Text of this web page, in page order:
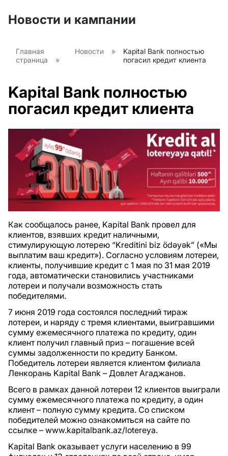
Новости и кампании
Главная
страница
»
Новости »
Kapital Bank полностью
погасил кредит клиента
Kapital Bank полностью
погасил кредит клиента
Как сообщалось ранее, Kapital Bank провел для
клиентов, взявших кредит наличными,
стимулирующую лотерею “Kreditini biz ödəyək” («Мы
выплатим ваш кредит»). Согласно условиям лотереи,
клиенты, получившие кредит с 1 мая по 31 мая 2019
года, автоматически становились участниками
лотереи и получали возможность стать
победителями.
7 июня 2019 года состоялся последний тираж
лотереи, и наряду с тремя клиентами, выигравшими
сумму ежемесячного платежа по кредиту, один
клиент получил главный приз – погашение всей
суммы задолженности по кредиту Банком.
Победитель лотереи является клиентом филиала
Ленкорань Kapital Bank – Довлет Агаджанов.
Всего в рамках данной лотереи 12 клиентов выиграли
сумму ежемесячного платежа по кредиту, а один
клиент – полную сумму кредита. Со списком
победителей можно ознакомиться на сайте по
ссылке – www.kapitalbank.az/lotereya.
Kapital Bank оказывает услуги населению в 99